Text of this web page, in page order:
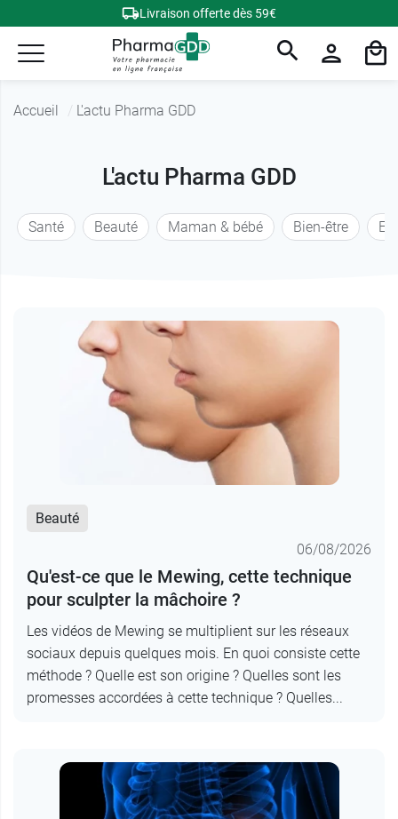
Livraison offerte dès 59€
Accueil L'actu Pharma GDD
L'actu Pharma GDD
Santé Beauté Maman & bébé Bien-être
Beauté
06/08/2026
Qu'est-ce que le Mewing, cette technique
pour sculpter la mâchoire ?
Les vidéos de Mewing se multiplient sur les réseaux
sociaux depuis quelques mois. En quoi consiste cette
méthode ? Quelle est son origine ? Quelles sont les
promesses accordées à cette technique ? Quelles...